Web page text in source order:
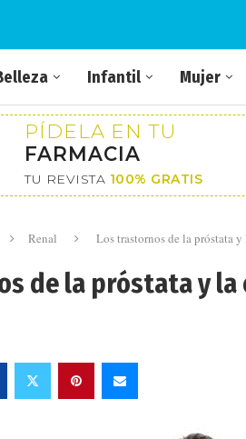
Infantil Mujer
PÍDELA EN TU
FARMACIA
TU REVISTA 100% GRATIS
Renal Los trastornos de la próstata
de la próstata y la